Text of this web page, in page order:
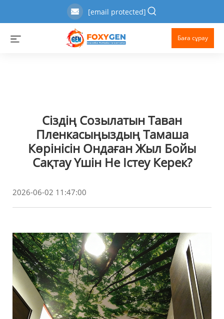
[email protected]
Баға сұрау
Сіздің Созылатын Таван
Пленкасыңыздың Тамаша
Көрінісін Ондаған Жыл Бойы
Сақтау Үшін Не Істеу Керек?
2026-06-02 11:47:00